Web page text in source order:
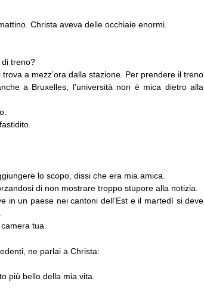
Christa aveva delle occhiaie enormi.
treno?
a mezz’ora dalla stazione. Per prendere il treno
a Bruxelles, l’università non è mica dietro alla
lo scopo, dissi che era mia amica.
di non mostrare troppo stupore alla notizia.
un paese nei cantoni dell’Est e il martedì si deve
tua.
ne parlai a Christa:
più bello della mia vita.